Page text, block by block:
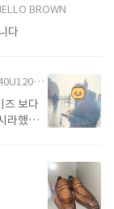
BROWN
다
Black
즈 보다
라했어